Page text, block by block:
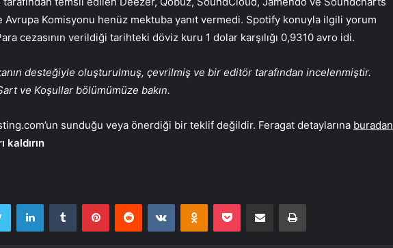
Komisyonu henüz mektuba yanıt vermedi. Spotify konuyla ilgili yorum
cezasının verildiği tarihteki döviz kuru 1 dolar karşılığı 0,9310 avro idi.
desteğiyle oluşturulmuş, çevrilmiş ve bir editör tarafından incelenmiştir.
ve Koşullar bölümümüze bakın.
sunduğu veya önerdiği bir teklif değildir. Feragat detaylarına buradan
kaldırın
Twitter LinkedInTumblr PinterestReddit VKontakteOdnoklassniki
Pocket E-Posta ile paylaş Yazdır